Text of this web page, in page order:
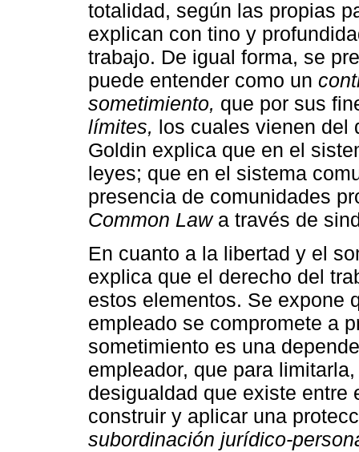
totalidad, según las propias
explican con tino y
trabajo. De igual forma, se
puede entender como un
sometimiento, que por sus
límites, los cuales vienen del
Goldin explica que en el
leyes; que en el sistema
presencia de comunidades
Common Lawa través de
En cuanto a la libertad y el
explica que el derecho del
estos elementos. Se expone
empleado se compromete a
sometimiento es una
empleador, que para
desigualdad que existe entre
construir y aplicar una
subordinación jurídico-